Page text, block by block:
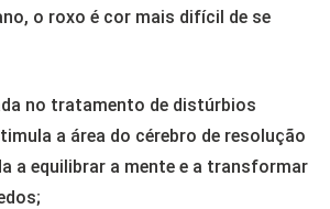
o roxo é cor mais difícil de se
no tratamento de distúrbios
a área do cérebro de resolução
a equilibrar a mente e a transformar